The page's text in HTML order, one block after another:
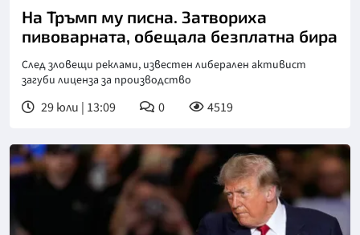
На Тръмп му писна. Затвориха
пивоварната, обещала безплатна бира
След зловещи реклами, известен либерален активист
загуби лиценза за производство
29 юли | 13:09 0 4519